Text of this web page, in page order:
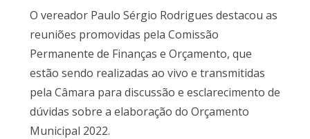
O vereador Paulo Sérgio Rodrigues destacou as
reuniões promovidas pela Comissão
Permanente de Finanças e Orçamento, que
estão sendo realizadas ao vivo e transmitidas
pela Câmara para discussão e esclarecimento de
dúvidas sobre a elaboração do Orçamento
Municipal 2022.